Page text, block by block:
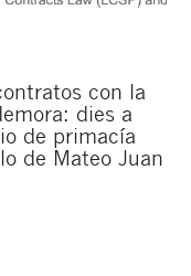
con la
dies a
de primacía
de Mateo Juan